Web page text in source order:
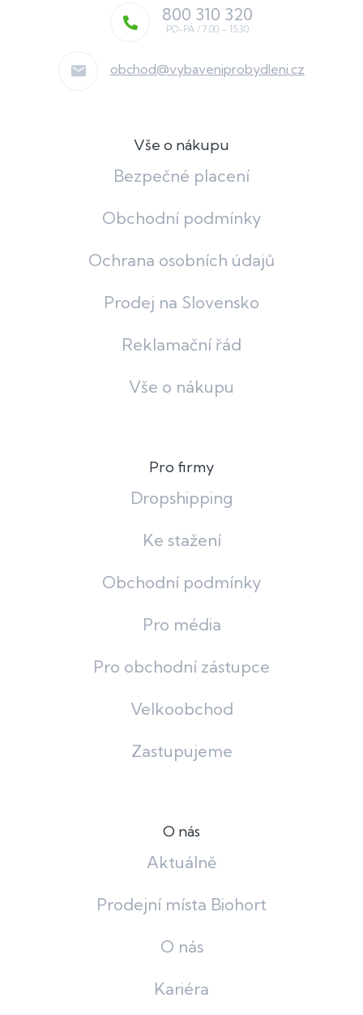
obchod@vybaveniprobydleni.cz
800 310 320
Vše o nákupu
Bezpečné placení
Obchodní podmínky
Ochrana osobních údajů
Prodej na Slovensko
Reklamační řád
Vše o nákupu
Pro firmy
Dropshipping
Ke stažení
Obchodní podmínky
Pro média
Pro obchodní zástupce
Velkoobchod
Zastupujeme
O nás
Aktuálně
Prodejní místa Biohort
O nás
Kariéra